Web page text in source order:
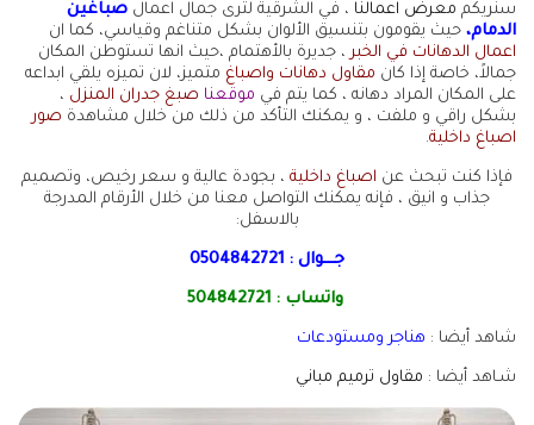
سنريكم معرض اعمالنا ، في الشرقية لترى جمال اعمال صباغين
الدمام، حيث يقومون بتنسيق الألوان بشكل متناغم وقياسي، كما ان
اعمال الدهانات في الخبر، جديرة بالأهتمام ،حيث انها تستوطن المكان
جمالاً، خاصة إذا كان مقاول دهانات واصباغ متميز، لان تميزه يلقي ابداعه
على المكان المراد دهانه ، كما يتم في موقعنا صبغ جدران المنزل ،
بشكل راقي و ملفت ، و يمكنك التأكد من ذلك من خلال مشاهدة صور
اصباغ داخلية.
فإذا كنت تبحث عن اصباغ داخلية ، بجودة عالية و سعر رخيص، وتصميم
جذاب و انيق ، فإنه يمكنك التواصل معنا من خلال الأرقام المدرجة
بالاسفل:
جـــوال : 0504842721
واتساب :504842721
شاهد أيضا : هناجر ومستودعات
شـاهد أيضا : مقاول ترميم مباني